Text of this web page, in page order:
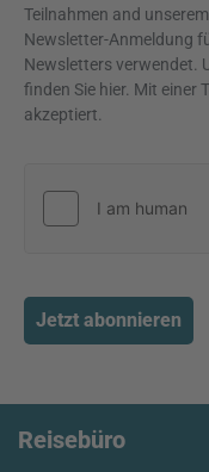
Teilnahmen and
Newsletter-Anmeldung
Newsletters verwendet.
finden Sie hier. Mit einer
akzeptiert.
Jetzt abonnieren
Reisebüro